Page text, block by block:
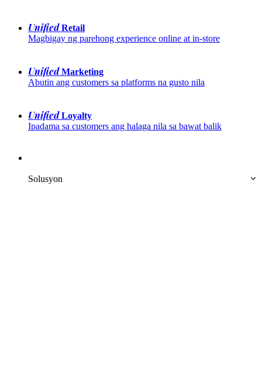
Unified Retail
Magbigay ng parehong experience online at in-store
Unified Marketing
Abutin ang customers sa platforms na gusto nila
Unified Loyalty
Ipadama sa customers ang halaga nila sa bawat balik
Solusyon